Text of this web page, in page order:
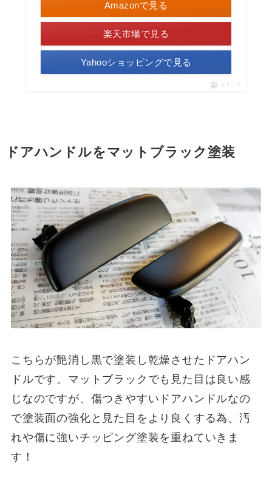
Amazonで見る
楽天市場で見る
Yahooショッピングで見る
ポチップ
ドアハンドルをマットブラック塗装
こちらが艶消し黒で塗装し乾燥させたドアハン
ドルです。マットブラックでも見た目は良い感
じなのですが、傷つきやすいドアハンドルなの
で塗装面の強化と見た目をより良くする為、汚
れや傷に強いチッピング塗装を重ねていきま
す！